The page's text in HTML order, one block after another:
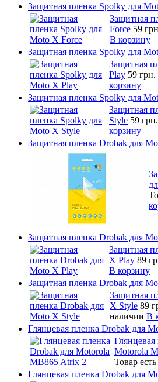
Защитная пленка Spolky для
Защитная
Force 59
В корзину
Защитная пленка Spolky для
Защитная
Play 59 грн.
корзину
Защитная пленка Spolky для
Защитная
Style 59 грн.
корзину
Защитная пленка Drobak для
Защитная пленка Drobak для
Защитная
X Play 89
В корзину
Защитная пленка Drobak для
Защитная
X Style 89
наличии В
Глянцевая пленка Drobak для
Motorola
Товар
Глянцевая пленка Drobak для